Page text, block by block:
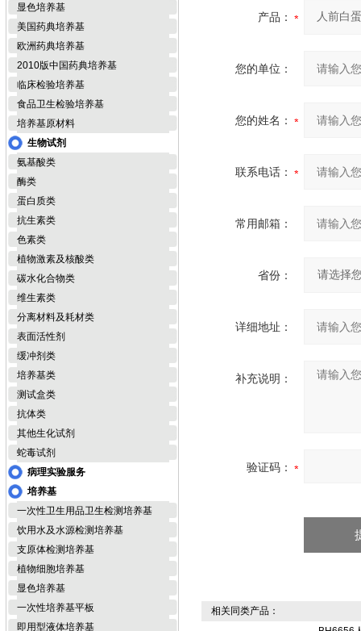
显色培养基
美国药典培养基
欧洲药典培养基
2010版中国药典培养基
临床检验培养基
食品卫生检验培养基
培养基原材料
生物试剂
氨基酸类
酶类
蛋白质类
抗生素类
色素类
植物激素及核酸类
碳水化合物类
维生素类
分离材料及耗材类
表面活性剂
缓冲剂类
培养基类
测试盒类
抗体类
其他生化试剂
蛇毒试剂
病理实验服务
培养基
一次性卫生用品卫生检测培养基
饮用水及水源检测培养基
支原体检测培养基
植物细胞培养基
显色培养基
一次性培养基平板
即用型液体培养基
产品：
您的单位：
您的姓名：
联系电话：
常用邮箱：
省份：
详细地址：
补充说明：
验证码：
相关同类产品：